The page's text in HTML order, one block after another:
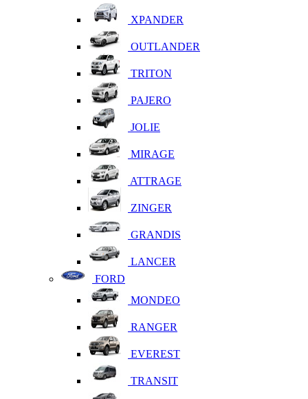
XPANDER
OUTLANDER
TRITON
PAJERO
JOLIE
MIRAGE
ATTRAGE
ZINGER
GRANDIS
LANCER
FORD
MONDEO
RANGER
EVEREST
TRANSIT